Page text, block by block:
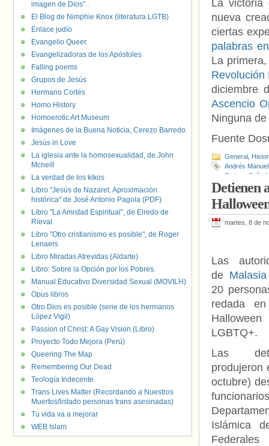
La victoria
nueva
ciertas
palabras
La
Revolución
diciembre
Ascencio
Ninguna
Fuente
General
Andrés
Enrique Peña
Hernández,
Suprema
Detienen
martes, 8 de
Las
de Malasia
20
redada
LGBTQ+.
Las
produjeron
octubre)
Islámica
imagen de Dios” .
El Blog de Nimphie Knox (literatura LGTB)
Enlace judío
Evangelio Queer.
Evangelizadoras de los Apóstoles
Falling poems
Grupos de Jesús
Hermano Cortés
Homo History
Homoerotic Art Museum
Imágenes de la Buena Noticia, Cerezo Barredo
Jesús in Love
La iglesia ante la homosexualidad, de John
Mcneill
La verdad de los kikos
Libro "Jesús de Nazaret. Aproximación
histórica" de José Antonio Pagola (PDF)
Libro "La Amistad Espiritual", de Elredo de
Rieval.
Libro "Otro cristianismo es posible", de Roger
Lenaers
Libro Miradas Atrevidas (Aldarte)
Libro: Sobre la Opción por los Pobres.
Manual Educativo Diversidad Sexual (MOVILH)
Opus libros
Otro Dios es posible (serie de los hermanos
López Vigil)
Passion of Christ: A Gay Vision (Libro)
Proyecto Todo Mejora (Perú)
Queering The Map
Remembering Our Dead
Teología Indecente
Trans Lives Matter (Recordando a Nuestros
Muertos/listado personas trans asesinadas)
Tu vida va a mejorar
WEB Islam